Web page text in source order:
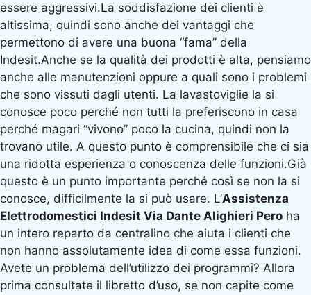
essere aggressivi.La soddisfazione dei clienti è
altissima, quindi sono anche dei vantaggi che
permettono di avere una buona “fama” della
Indesit.Anche se la qualità dei prodotti è alta, pensiamo
anche alle manutenzioni oppure a quali sono i problemi
che sono vissuti dagli utenti. La lavastoviglie la si
conosce poco perché non tutti la preferiscono in casa
perché magari “vivono” poco la cucina, quindi non la
trovano utile. A questo punto è comprensibile che ci sia
una ridotta esperienza o conoscenza delle funzioni.Già
questo è un punto importante perché così se non la si
conosce, difficilmente la si può usare. L’Assistenza
Elettrodomestici Indesit Via Dante Alighieri Pero ha
un intero reparto da centralino che aiuta i clienti che
non hanno assolutamente idea di come essa funzioni.
Avete un problema dell’utilizzo dei programmi? Allora
prima consultate il libretto d’uso, se non capite come